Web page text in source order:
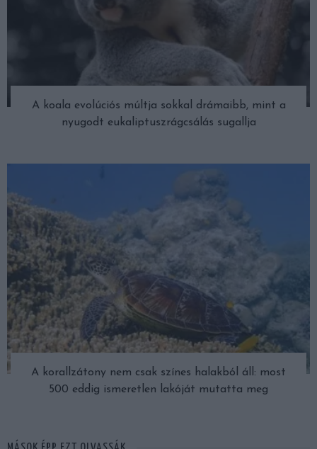
A koala evolúciós múltja sokkal drámaibb, mint a
nyugodt eukaliptuszrágcsálás sugallja
A korallzátony nem csak színes halakból áll: most
500 eddig ismeretlen lakóját mutatta meg